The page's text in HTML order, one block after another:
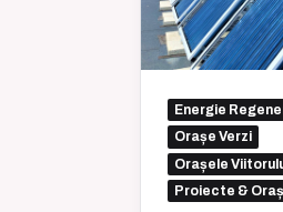
Energie
Orașe Verzi
Orașele
Proiecte &